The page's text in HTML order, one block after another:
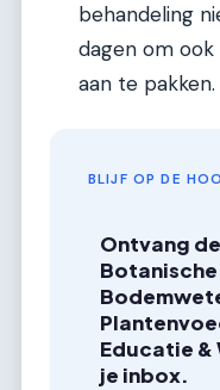
behandeling
dagen om
aan te pakken.
BLIJF OP DE
Ontvang
Educatie &
je inbox.